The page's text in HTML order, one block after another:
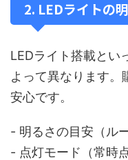
2. LEDライトの
LEDライト搭載とい
よって異なります。
安心です。
- 明るさの目安（ル
- 点灯モード（常時